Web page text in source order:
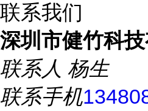
联系我们
深圳市健竹科技
联系人 杨生
联系手机